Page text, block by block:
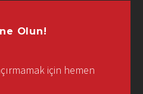
Olun!
için hemen